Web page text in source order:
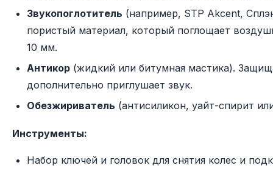
Звукопоглотитель (например, STP Akcent,
пористый материал, который поглощает
10 мм.
Антикор (жидкий или битумная мастика).
дополнительно приглушает звук.
Обезжириватель (антисиликон, уайт-спирит
Инструменты:
Набор ключей и головок для снятия колес и